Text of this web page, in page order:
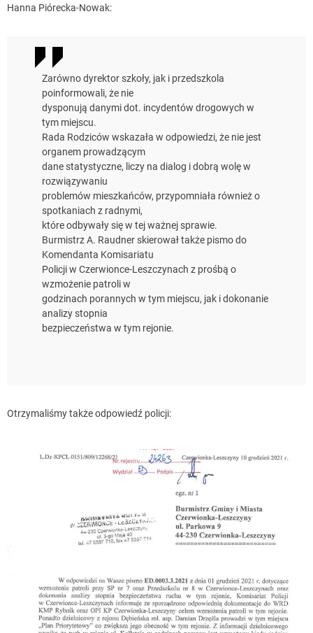
Hanna Piórecka-Nowak:
Zarówno dyrektor szkoły, jak i przedszkola
poinformowali, że nie
dysponują danymi dot. incydentów drogowych w
tym miejscu.
Rada Rodziców wskazała w odpowiedzi, że nie jest
organem prowadzącym
dane statystyczne, liczy na dialog i dobrą wolę w
rozwiązywaniu
problemów mieszkańców, przypomniała również o
spotkaniach z radnymi,
które odbywały się w tej ważnej sprawie.
Burmistrz A. Raudner skierował także pismo do
Komendanta Komisariatu
Policji w Czerwionce-Leszczynach z prośbą o
wzmożenie patroli w
godzinach porannych w tym miejscu, jak i dokonanie
analizy stopnia
bezpieczeństwa w tym rejonie.
Otrzymaliśmy także odpowiedź policji: